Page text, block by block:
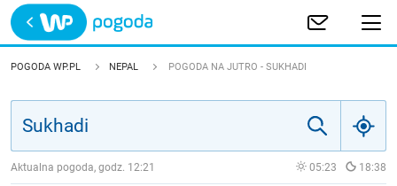
Trwa ładowanie
POLSKA
POGODA WP.PL NEPAL POGODA NA JUTRO - SUKHADI
Aktualna pogoda, godz. 12:21 05:23 18:38